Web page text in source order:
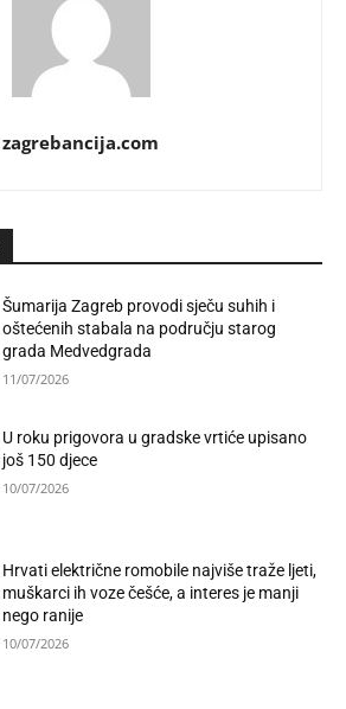
zagrebancija.com
Šumarija Zagreb provodi sječu suhih i
oštećenih stabala na području starog
grada Medvedgrada
11/07/2026
U roku prigovora u gradske vrtiće upisano
još 150 djece
10/07/2026
Hrvati električne romobile najviše traže ljeti,
muškarci ih voze češće, a interes je manji
nego ranije
10/07/2026